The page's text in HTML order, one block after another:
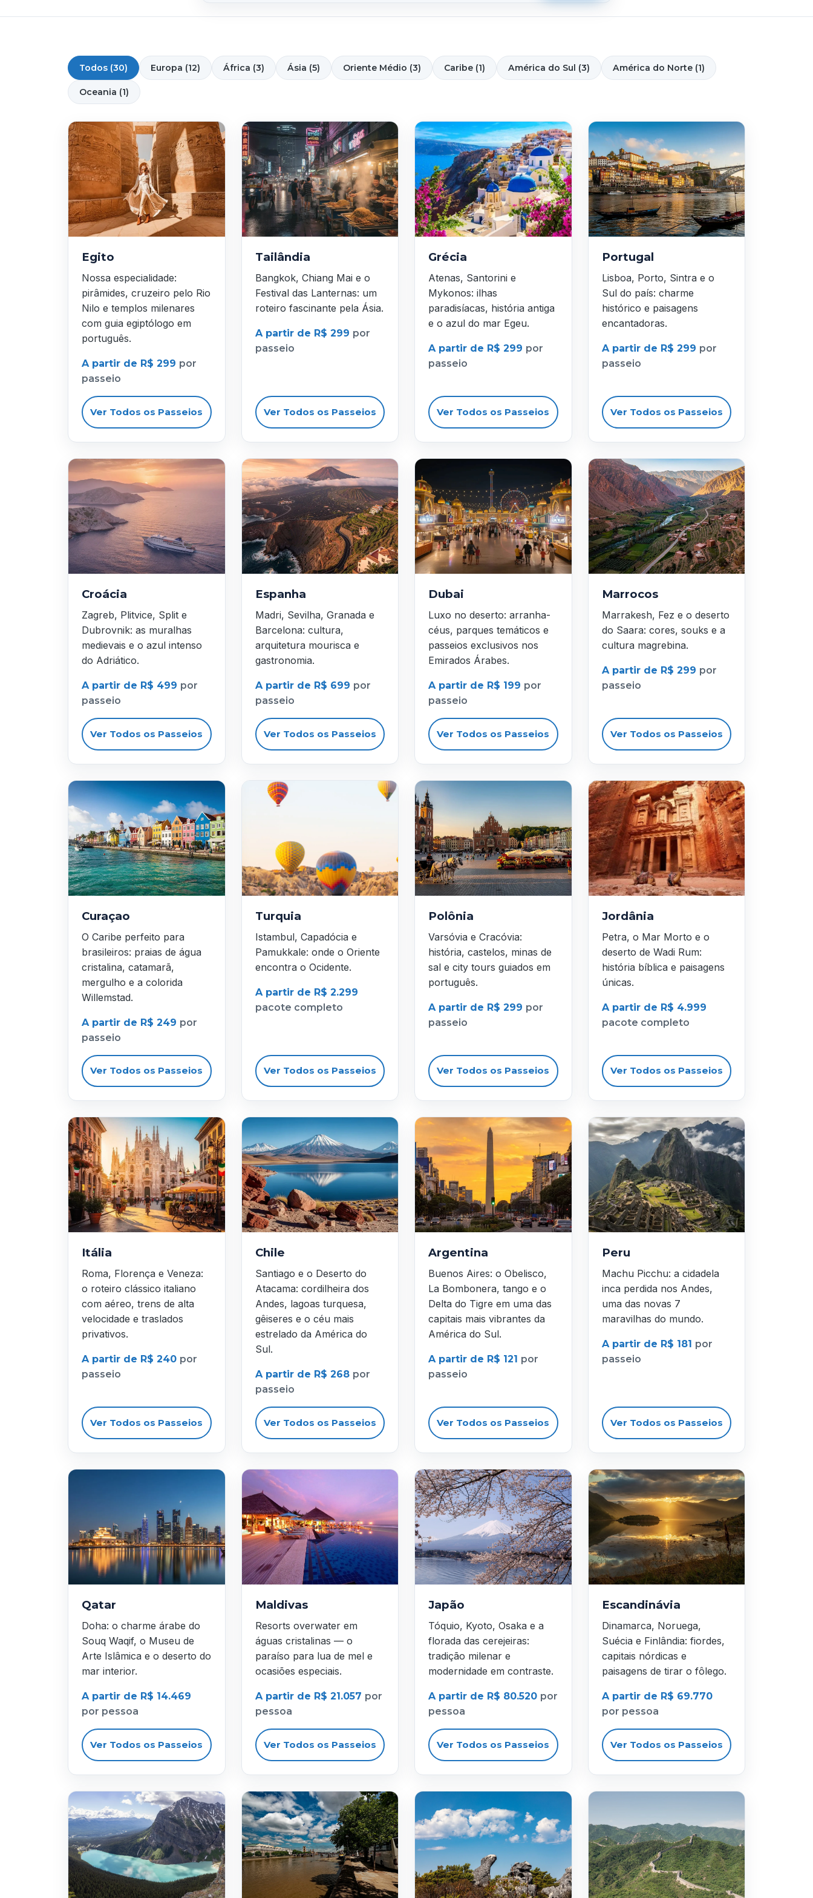
Todos (30) Europa (12) África (3) Ásia (5) Oriente Médio (3) Caribe (1) América do Sul (3) América do Norte (1)
Oceania (1)
Egito
Nossa especialidade:
pirâmides, cruzeiro pelo Rio
Nilo e templos milenares
com guia egiptólogo em
português.
A partir de R$ 299 por
passeio
Ver Todos os Passeios
Tailândia
Bangkok, Chiang Mai e o
Festival das Lanternas: um
roteiro fascinante pela Ásia.
A partir de R$ 299 por
passeio
Ver Todos os Passeios
Grécia
Atenas, Santorini e
Mykonos: ilhas
paradisíacas, história antiga
e o azul do mar Egeu.
A partir de R$ 299 por
passeio
Ver Todos os Passeios
Portugal
Lisboa, Porto, Sintra e o
Sul do país: charme
histórico e paisagens
encantadoras.
A partir de R$ 299 por
passeio
Ver Todos os Passeios
Croácia
Zagreb, Plitvice, Split e
Dubrovnik: as muralhas
medievais e o azul intenso
do Adriático.
A partir de R$ 499 por
passeio
Ver Todos os Passeios
Espanha
Madri, Sevilha, Granada e
Barcelona: cultura,
arquitetura mourisca e
gastronomia.
A partir de R$ 699 por
passeio
Ver Todos os Passeios
Dubai
Luxo no deserto: arranha-
céus, parques temáticos e
passeios exclusivos nos
Emirados Árabes.
A partir de R$ 199 por
passeio
Ver Todos os Passeios
Marrocos
Marrakesh, Fez e o deserto
do Saara: cores, souks e a
cultura magrebina.
A partir de R$ 299 por
passeio
Ver Todos os Passeios
Curaçao
O Caribe perfeito para
brasileiros: praias de água
cristalina, catamarã,
mergulho e a colorida
Willemstad.
A partir de R$ 249 por
passeio
Ver Todos os Passeios
Turquia
Istambul, Capadócia e
Pamukkale: onde o Oriente
encontra o Ocidente.
A partir de R$ 2.299
pacote completo
Ver Todos os Passeios
Polônia
Varsóvia e Cracóvia:
história, castelos, minas de
sal e city tours guiados em
português.
A partir de R$ 299 por
passeio
Ver Todos os Passeios
Jordânia
Petra, o Mar Morto e o
deserto de Wadi Rum:
história bíblica e paisagens
únicas.
A partir de R$ 4.999
pacote completo
Ver Todos os Passeios
Itália
Roma, Florença e Veneza:
o roteiro clássico italiano
com aéreo, trens de alta
velocidade e traslados
privativos.
A partir de R$ 240 por
passeio
Ver Todos os Passeios
Chile
Santiago e o Deserto do
Atacama: cordilheira dos
Andes, lagoas turquesa,
gêiseres e o céu mais
estrelado da América do
Sul.
A partir de R$ 268 por
passeio
Ver Todos os Passeios
Argentina
Buenos Aires: o Obelisco,
La Bombonera, tango e o
Delta do Tigre em uma das
capitais mais vibrantes da
América do Sul.
A partir de R$ 121 por
passeio
Ver Todos os Passeios
Peru
Machu Picchu: a cidadela
inca perdida nos Andes,
uma das novas 7
maravilhas do mundo.
A partir de R$ 181 por
passeio
Ver Todos os Passeios
Qatar
Doha: o charme árabe do
Souq Waqif, o Museu de
Arte Islâmica e o deserto do
mar interior.
A partir de R$ 14.469
por pessoa
Ver Todos os Passeios
Maldivas
Resorts overwater em
águas cristalinas — o
paraíso para lua de mel e
ocasiões especiais.
A partir de R$ 21.057 por
pessoa
Ver Todos os Passeios
Japão
Tóquio, Kyoto, Osaka e a
florada das cerejeiras:
tradição milenar e
modernidade em contraste.
A partir de R$ 80.520 por
pessoa
Ver Todos os Passeios
Escandinávia
Dinamarca, Noruega,
Suécia e Finlândia: fiordes,
capitais nórdicas e
paisagens de tirar o fôlego.
A partir de R$ 69.770
por pessoa
Ver Todos os Passeios